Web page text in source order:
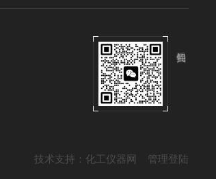
技术支持： 化工仪器网 管理登陆